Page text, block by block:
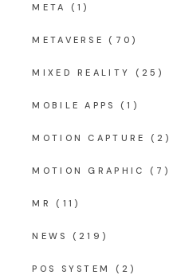
META (1)
METAVERSE (70)
MIXED REALITY (25)
MOBILE APPS (1)
MOTION CAPTURE (2)
MOTION GRAPHIC (7)
MR (11)
NEWS (219)
POS SYSTEM (2)